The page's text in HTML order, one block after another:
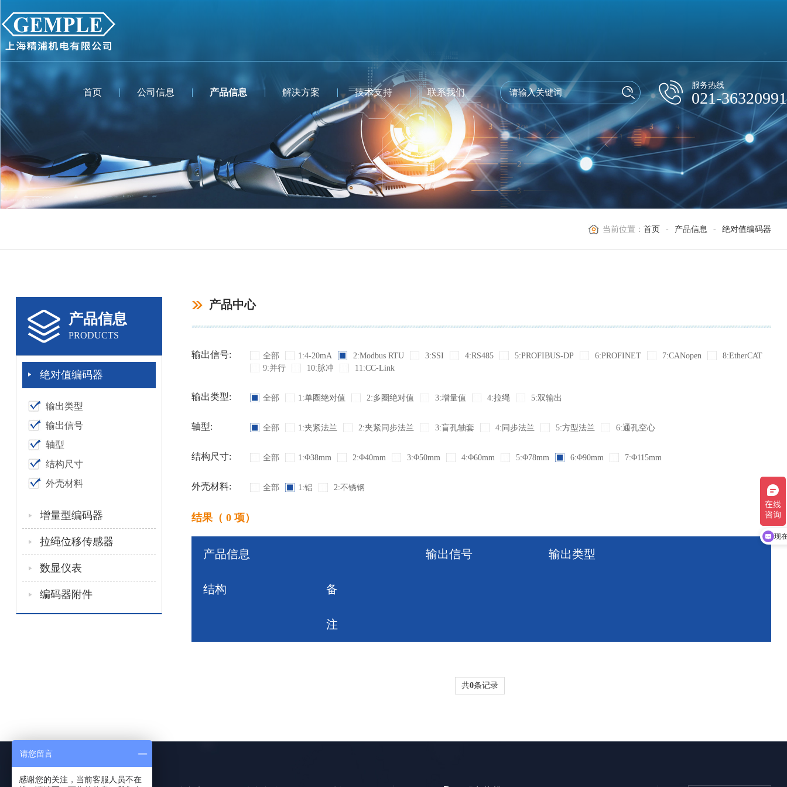
首页 公司信息 产品信息 解决方案 技术支持 联系我们
服务热线
021-36320991
当前位置：首页 - 产品信息 - 绝对值编码器
产品信息
PRODUCTS
绝对值编码器
输出类型
输出信号
轴型
结构尺寸
外壳材料
增量型编码器
拉绳位移传感器
数显仪表
编码器附件
产品中心
输出信号: 全部 1:4-20mA 2:Modbus RTU 3:SSI 4:RS485 5:PROFIBUS-DP 6:PROFINET 7:CANopen
8:EtherCAT
9:并行
10:脉冲 11:CC-Link
输出类型: 全部 1:单圈绝对值 2:多圈绝对值 3:增量值 4:拉绳 5:双输出
轴型: 全部 1:夹紧法兰 2:夹紧同步法兰 3:盲孔轴套 4:同步法兰 5:方型法兰 6:通孔空心
结构尺寸: 全部 1:Φ38mm 2:Φ40mm 3:Φ50mm 4:Φ60mm 5:Φ78mm 6:Φ90mm 7:Φ115mm
外壳材料: 全部 1:铝 2:不锈钢
结果（ 0 项）
产品信息 输出信号 输出类型
结构 备
注
共0条记录
现
请您留言
感谢您的关注，当前客服人员不在